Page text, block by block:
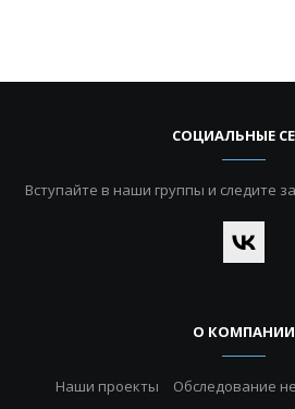
СОЦИАЛЬНЫЕ
Вступайте в наши группы и следите
О КОМПАНИИ
Наши проекты
Обследование